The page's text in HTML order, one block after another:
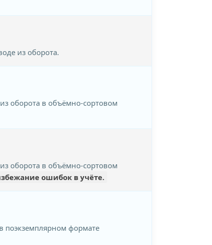
из оборота.
оборота в объёмно-сортовом
оборота в объёмно-сортовом
ошибок в учёте.
поэкземплярном формате